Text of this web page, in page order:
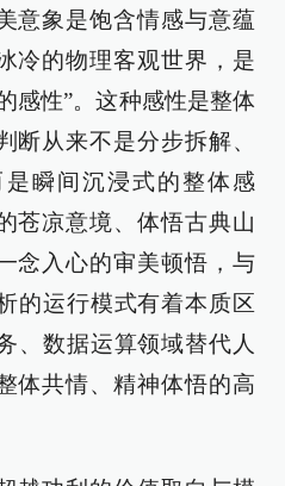
意象是饱含情感与意蕴
冷的物理客观世界，是
感性”。这种感性是整体
断从来不是分步拆解、
瞬间沉浸式的整体感
苍凉意境、体悟古典山
念入心的审美顿悟，与
的运行模式有着本质区
、数据运算领域替代人
体共情、精神体悟的高